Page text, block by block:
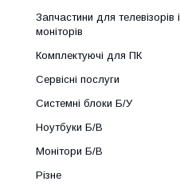
Запчастини для телевізорів і
моніторів
Комплектуючі для ПК
Сервісні послуги
Системні блоки Б/У
Ноутбуки Б/В
Монітори Б/В
Різне